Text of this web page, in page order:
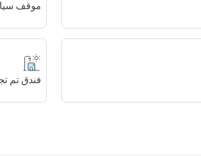
موقف
فندق تم